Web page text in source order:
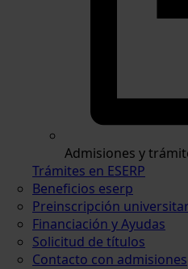
Admisiones y
Trámites en ESERP
Beneficios eserp
Preinscripción
Financiación y Ayudas
Solicitud de títulos
Contacto con admisiones